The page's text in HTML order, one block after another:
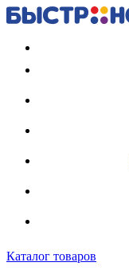
Каталог товаров